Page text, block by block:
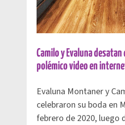
Camilo y Evaluna
polémico video en
Evaluna Montaner y
celebraron su boda en
febrero de 2020, luego